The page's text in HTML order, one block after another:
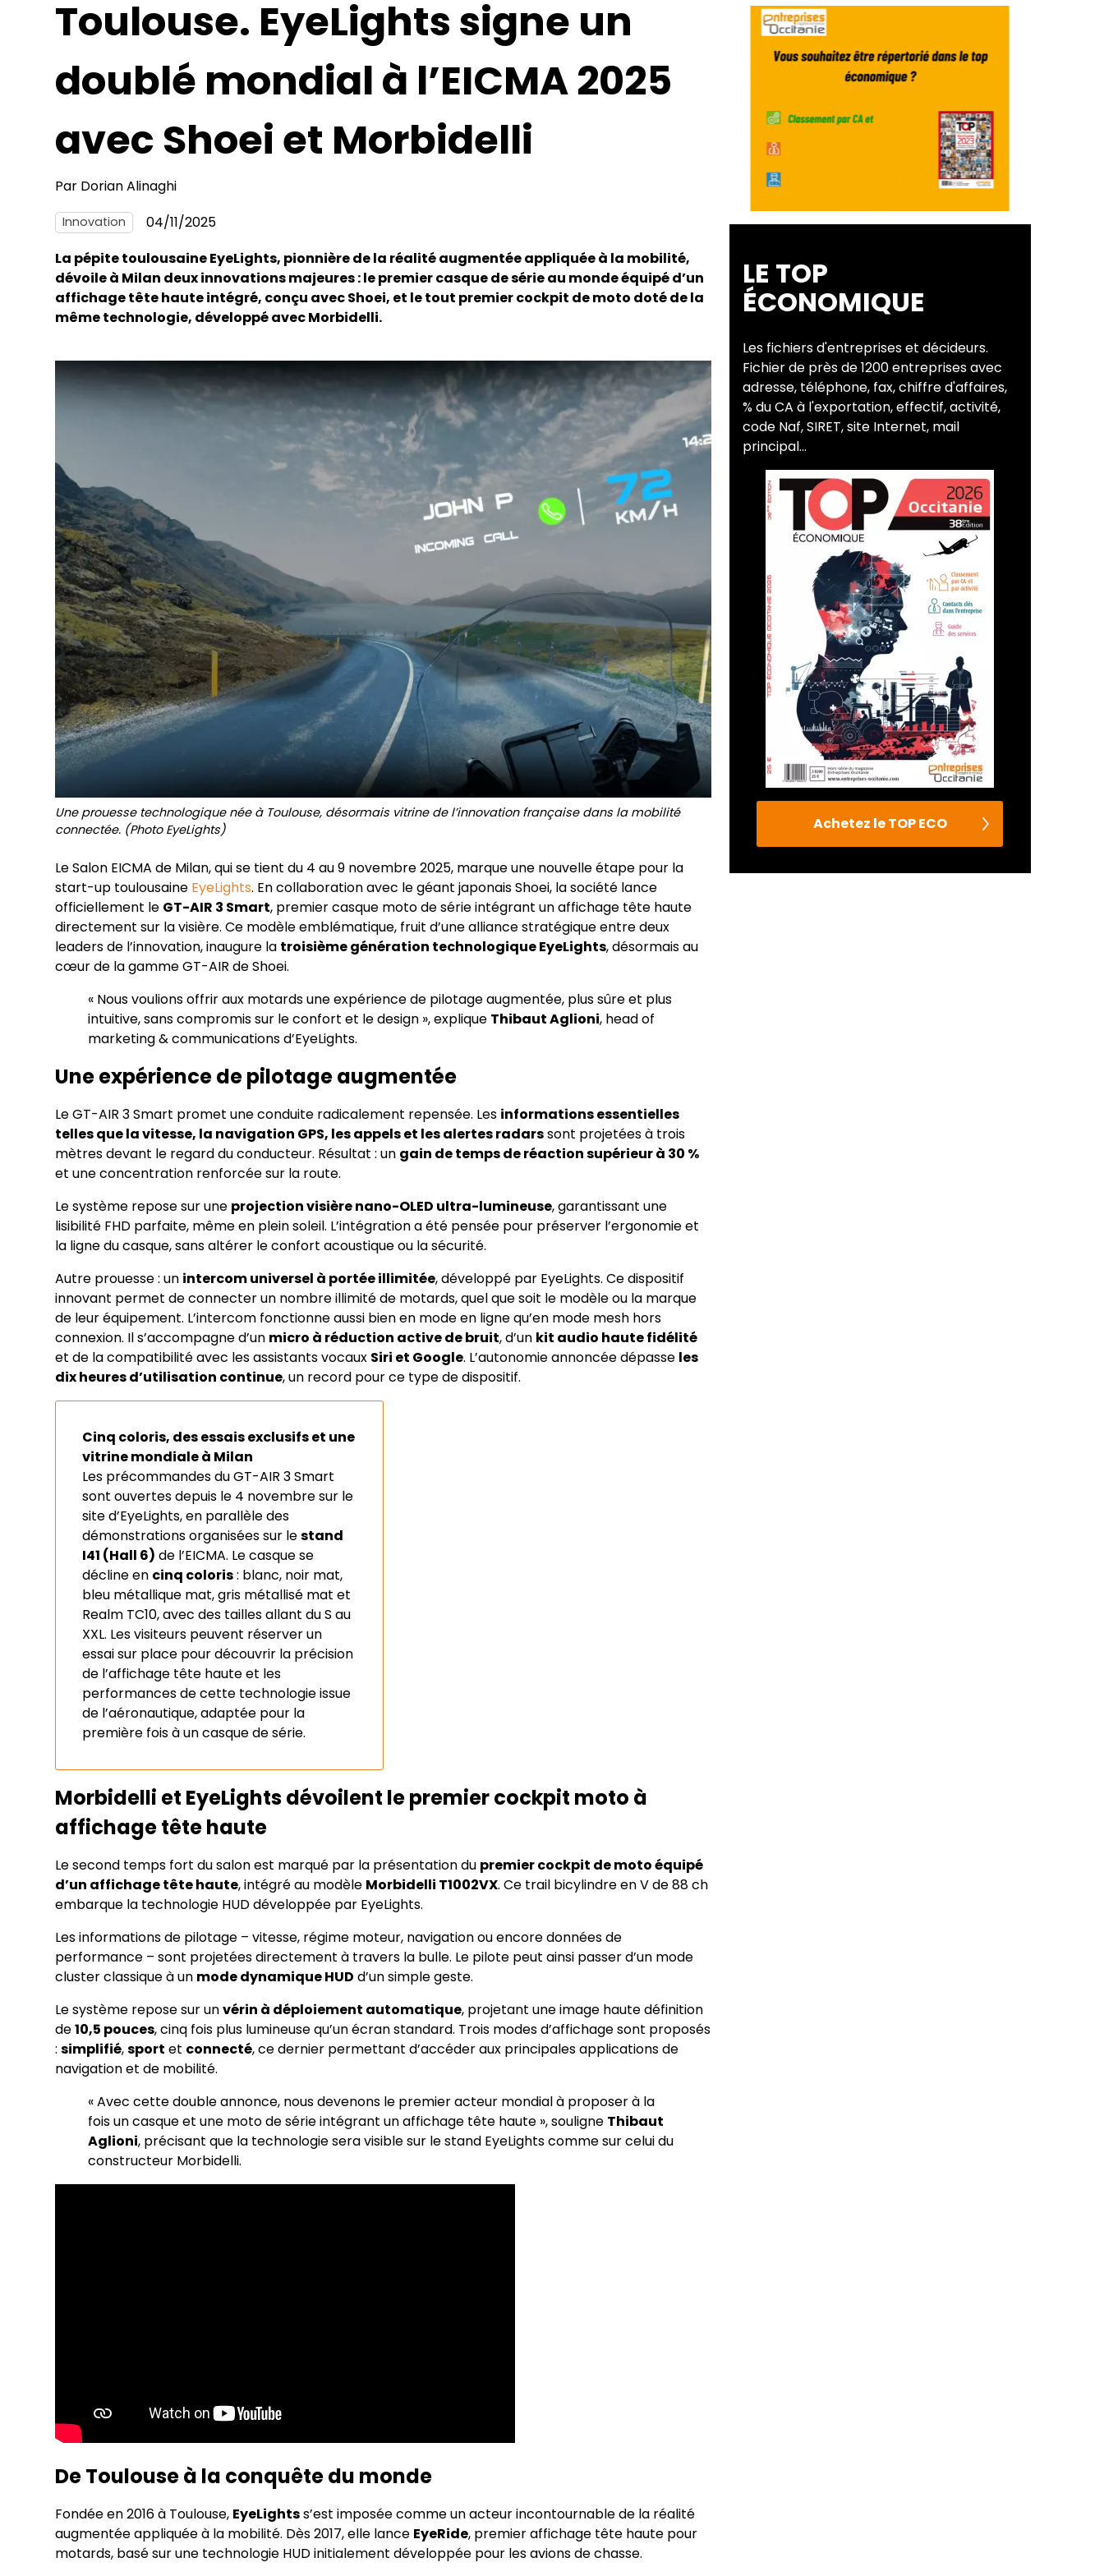
Toulouse. EyeLights signe un
doublé mondial à l’EICMA 2025
avec Shoei et Morbidelli
Par Dorian Alinaghi
Innovation
04/11/2025
La pépite toulousaine EyeLights, pionnière de la réalité augmentée appliquée à la mobilité,
dévoile à Milan deux innovations majeures : le premier casque de série au monde équipé d’un
affichage tête haute intégré, conçu avec Shoei, et le tout premier cockpit de moto doté de la
même technologie, développé avec Morbidelli.
Une prouesse technologique née à Toulouse, désormais vitrine de l’innovation française dans la mobilité
connectée. (Photo EyeLights)
Le Salon EICMA de Milan, qui se tient du 4 au 9 novembre 2025, marque une nouvelle étape pour la
start-up toulousaine EyeLights. En collaboration avec le géant japonais Shoei, la société lance
officiellement le GT-AIR 3 Smart, premier casque moto de série intégrant un affichage tête haute
directement sur la visière. Ce modèle emblématique, fruit d’une alliance stratégique entre deux
leaders de l’innovation, inaugure la troisième génération technologique EyeLights, désormais au
cœur de la gamme GT-AIR de Shoei.
« Nous voulions offrir aux motards une expérience de pilotage augmentée, plus sûre et plus
intuitive, sans compromis sur le confort et le design », explique Thibaut Aglioni, head of
marketing & communications d’EyeLights.
Une expérience de pilotage augmentée
Le GT-AIR 3 Smart promet une conduite radicalement repensée. Les informations essentielles
telles que la vitesse, la navigation GPS, les appels et les alertes radarssont projetées à trois
mètres devant le regard du conducteur. Résultat : un gain de temps de réaction supérieur à 30 %
et une concentration renforcée sur la route.
Le système repose sur une projection visière nano-OLED ultra-lumineuse, garantissant une
lisibilité FHD parfaite, même en plein soleil. L’intégration a été pensée pour préserver l’ergonomie et
la ligne du casque, sans altérer le confort acoustique ou la sécurité.
Autre prouesse : un intercom universel à portée illimitée, développé par EyeLights. Ce dispositif
innovant permet de connecter un nombre illimité de motards, quel que soit le modèle ou la marque
de leur équipement. L’intercom fonctionne aussi bien en mode en ligne qu’en mode mesh hors
connexion. Il s’accompagne d’un micro à réduction active de bruit, d’un kit audio haute fidélité
et de la compatibilité avec les assistants vocaux Siri et Google. L’autonomie annoncée dépasse les
dix heures d’utilisation continue, un record pour ce type de dispositif.
Cinq coloris, des essais exclusifs et une
vitrine mondiale à Milan
Les précommandes du GT-AIR 3 Smart
sont ouvertes depuis le 4 novembre sur le
site d’EyeLights, en parallèle des
démonstrations organisées sur lestand
I41 (Hall 6) de l’EICMA. Le casque se
décline en cinq coloris: blanc, noir mat,
bleu métallique mat, gris métallisé mat et
Realm TC10, avec des tailles allant du S au
XXL. Les visiteurs peuvent réserver un
essai sur place pour découvrir la précision
de l’affichage tête haute et les
performances de cette technologie issue
de l’aéronautique, adaptée pour la
première fois à un casque de série.
Morbidelli et EyeLights dévoilent le premier cockpit moto à
affichage tête haute
Le second temps fort du salon est marqué par la présentation du premier cockpit de moto équipé
d’un affichage tête haute, intégré au modèle Morbidelli T1002VX. Ce trail bicylindre en V de 88 ch
embarque la technologie HUD développée par EyeLights.
Les informations de pilotage – vitesse, régime moteur, navigation ou encore données de
performance – sont projetées directement à travers la bulle. Le pilote peut ainsi passer d’un mode
cluster classique à un mode dynamique HUD d’un simple geste.
Le système repose sur unvérin à déploiement automatique, projetant une image haute définition
de10,5 pouces, cinq fois plus lumineuse qu’un écran standard. Trois modes d’affichage sont proposés
:simplifié,sport et connecté, ce dernier permettant d’accéder aux principales applications de
navigation et de mobilité.
« Avec cette double annonce, nous devenons le premier acteur mondial à proposer à la
fois un casque et une moto de série intégrant un affichage tête haute », souligne Thibaut
Aglioni, précisant que la technologie sera visible sur le stand EyeLights comme sur celui du
constructeur Morbidelli.
De Toulouse à la conquête du monde
Fondée en 2016 à Toulouse, EyeLightss’est imposée comme un acteur incontournable de la réalité
augmentée appliquée à la mobilité. Dès 2017, elle lance EyeRide, premier affichage tête haute pour
motards, basé sur une technologie HUD initialement développée pour les avions de chasse.
LE TOP
ÉCONOMIQUE
Les fichiers d'entreprises et décideurs.
Fichier de près de 1200 entreprises avec
adresse, téléphone, fax, chiffre d'affaires,
% du CA à l'exportation, effectif, activité,
code Naf, SIRET, site Internet, mail
principal...
Achetez le TOP ECO